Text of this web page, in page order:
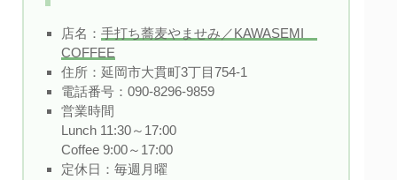
店名： 手打ち蕎麦やませみ／KAWASEMI
COFFEE
住所：延岡市大貫町3丁目754-1
電話番号：090-8296‐9859
営業時間
Lunch 11:30～17:00
Coffee 9:00～17:00
定休日：毎週月曜